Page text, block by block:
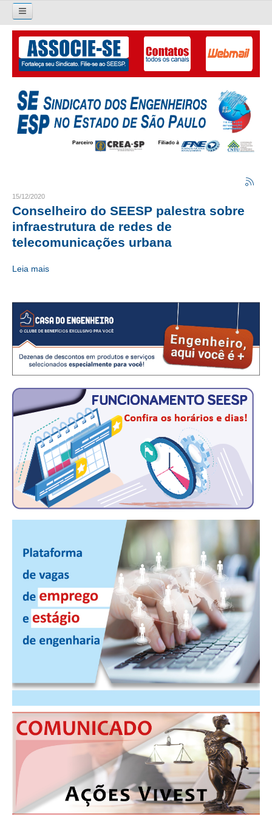
Pesquisar...
O SINDICATO
APRESENTAÇÃO
PALAVRA DO PRESIDENTE
LIVRO GESTÃO 2026-2029
GALERIA EX-PRESIDENTES
ORGANOGRAMA
CONSELHO TECNOLÓGICO
HISTÓRICO E ATUAÇÃO
COMPOSIÇÃO
CONSELHOS ASSESSORES
PERSONALIDADES DA TECNOLOGIA
NÚCLEO DA MULHER ENGENHEIRA
TRANSPARÊNCIA
JURÍDICO
ACORDOS, CONVENÇÕES E DISSÍDIOS
CONTRIBUIÇÃO ASSISTENCIAL
CONTRIBUIÇÃO ASSOCIATIVA OU ANUIDADE DE SÓCIO
CONTRIBUIÇÃO SINDICAL URBANA
REVISÃO DE APOSENTADORIA
FGTS EXPURGOS
FGTS CORREÇÃO
LEGISLAÇÃO
LEI 4.950-A/1966 – PISO SALARIAL
LEI 5.194/1966 – REGULAMENTAÇÃO DA PROFISSÃO
LEI 6.496/1977 – ART
15/12/2020
Conselheiro do SEESP palestra sobre
infraestrutura de redes de
telecomunicações urbana
Leia mais